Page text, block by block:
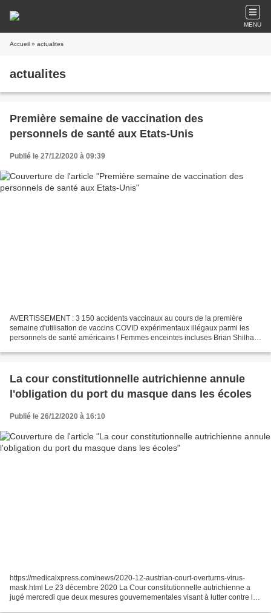
MENU
Accueil » actualites
actualites
Première semaine de vaccination des
personnels de santé aux Etats-Unis
Publié le 27/12/2020 à 09:39
AVERTISSEMENT : 3 150 accidents vaccinaux au cours de la première
semaine d'utilisation de vaccins COVID expérimentaux illégaux parmi les
personnels de santé américains ! Femmes enceintes incluses Brian Shilhavy
La cour constitutionnelle autrichienne annule
l'obligation du port du masque dans les écoles
Publié le 26/12/2020 à 16:10
https://medicalxpress.com/news/2020-12-austrian-court-overturns-virus-
mask.html Le 23 décembre 2020 La Cour constitutionnelle autrichienne a
jugé mercredi que deux mesures gouvernementales visant à lutter contre la